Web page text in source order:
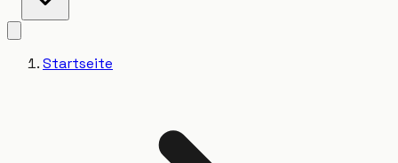
Startseite